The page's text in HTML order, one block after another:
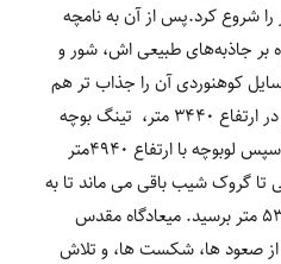
با ارتفاع 2610 متر را شروع کرد.پس از آن به نامچه
بر جاذبه‌های طبیعی اش، شور و
کوهنوردی آن را جذاب تر هم
می کند. مقصد بعداز نامچه بازار در ارتفاع 3440 متر، تینگ بوچه
(3860 متر)، پریچه(4280 متر) و سپس لوبوچه با ارتفاع 4940متر
تا گروک شیب باقی می ماند تا به
کمپ اصلی اورست در ارتفاع 5360 متر برسید. میعادگاه مقدس
از صعود ها، شکست ها، و تلاش